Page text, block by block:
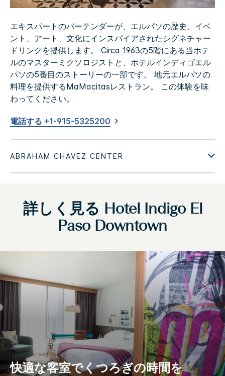
エキスパートのバーテンダーが、エルパソの歴史、イベ
ント、アート、文化にインスパイアされたシグネチャー
ドリンクを提供します。 Circa 1963の5階にある当ホテ
ルのマスターミクソロジストと、ホテルインディゴエル
パソの5番目のストーリーの一部です。 地元エルパソの
料理を提供するMaMacitasレストラン。 この体験を味
わってください。
電話する +1-915-5325200
詳しく見る Hotel Indigo El
Paso Downtown
快適な客室でくつろぎの時間を